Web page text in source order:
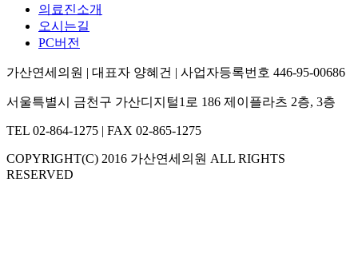
의료진소개
오시는길
PC버전
가산연세의원 | 대표자 양혜건 | 사업자등록번호 446-95-00686
서울특별시 금천구 가산디지털1로 186 제이플라츠 2층, 3층
TEL 02-864-1275 | FAX 02-865-1275
COPYRIGHT(C) 2016 가산연세의원 ALL RIGHTS
RESERVED